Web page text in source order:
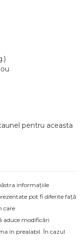
pentru aceasta
informațiile
pot fi diferite față
care
aduce modificări
în prealabil. În cazul